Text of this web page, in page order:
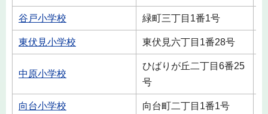
谷戸小学校 緑町三丁目1番1号
東伏見小学校 東伏見六丁目1番28号
中原小学校
ひばりが丘二丁目6番25
号
向台小学校 向台町二丁目1番1号